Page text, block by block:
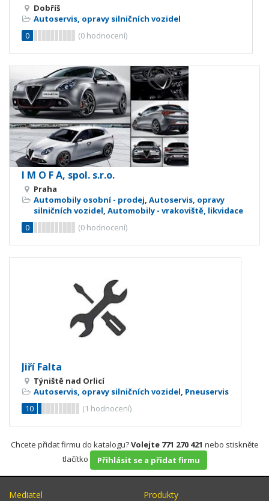
Dobříš
Autoservis, opravy silničních vozidel
0
(0 hodnocení)
I M O F A, spol. s.r.o.
Praha
Automobily osobní - prodej, Autoservis, opravy
silničních vozidel, Automobily - vrakoviště, likvidace
0
(0 hodnocení)
Jiří Falta
Týniště nad Orlicí
Autoservis, opravy silničních vozidel, Pneuservis
10
(1 hodnocení)
Chcete přidat firmu do katalogu?Volejte 771 270 421 nebo stiskněte
tlačítko
Přihlásit se a přidat firmu
Mediatel Produkty